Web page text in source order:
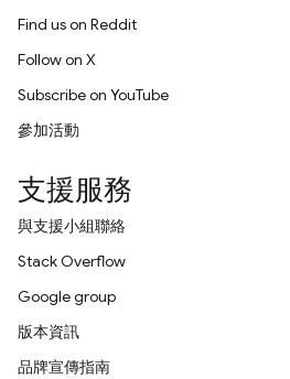
Find us on Reddit
Follow on X
Subscribe on YouTube
參加活動
支援服務
與支援小組聯絡
Stack Overflow
Google group
版本資訊
品牌宣傳指南